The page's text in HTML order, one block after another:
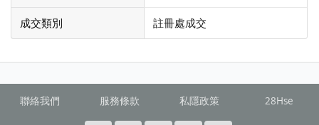
成交類別 註冊處成交
聯絡我們 服務條款 私隱政策 28Hse